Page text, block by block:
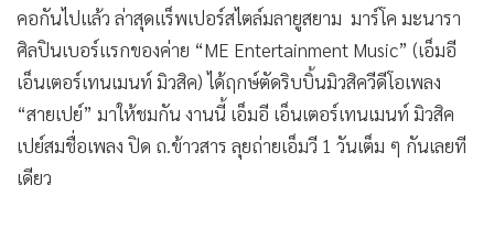
• เศรษฐกิจ-ธุรกิจ
• จีน
• ชุมชน-คุณภาพชีวิต
• อาชญากรรม
• Motoring
• เกม
คอกันไปแล้ว ล่าสุดแร็พเปอร์สไตล์มลายูสยาม มาร์โค มะนารา
ศิลปินเบอร์แรกของค่าย “ME Entertainment Music” (เอ็มอี
เอ็นเตอร์เทนเมนท์ มิวสิค) ได้ฤกษ์ตัดริบบิ้นมิวสิควีดีโอเพลง
“สายเปย์” มาให้ชมกัน งานนี้ เอ็มอี เอ็นเตอร์เทนเมนท์ มิวสิค
เปย์สมชื่อเพลง ปิด ถ.ข้าวสาร ลุยถ่ายเอ็มวี 1 วันเต็ม ๆ กันเลยที
เดียว